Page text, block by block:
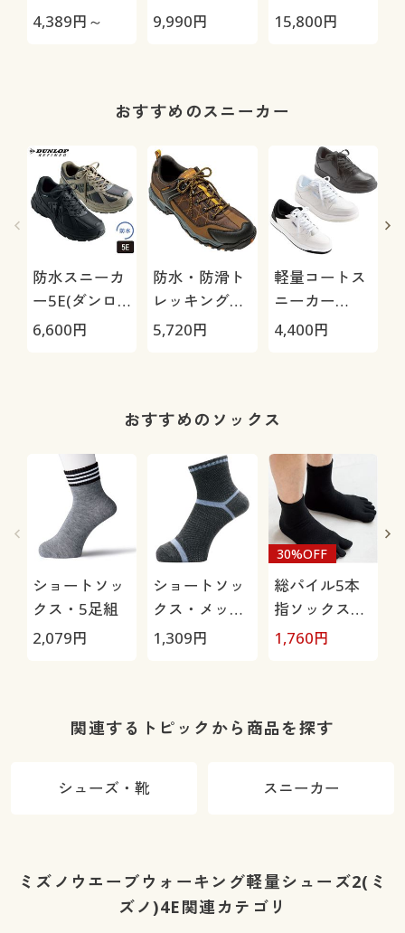
ートパンツ(ヨ
4,389円～
ージョブ®」
9,990円
極-
15,800円
おすすめのスニーカー
防水スニーカ
ー5E(ダンロ
ップリファイ
6,600円
防水・防滑ト
レッキングシ
ューズ4E(ウ
5,720円
軽量コートス
ニーカー
3E(ウィンブ
4,400円
おすすめのソックス
ショートソッ
クス・5足組
2,079円
ショートソッ
クス・メッシ
ュ3足組(吸汗
1,309円
総パイル5本
指ソックス・
2足組
30%OFF
1,760円
関連するトピックから商品を探す
シューズ・靴 スニーカー
ミズノウエーブウォーキング軽量シューズ2(ミ
ズノ)4E関連カテゴリ